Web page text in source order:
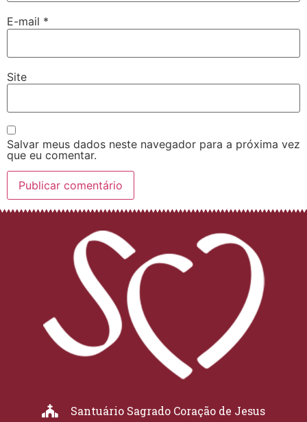
E-mail *
Site
Salvar meus dados neste navegador para a próxima vez
que eu comentar.
Santuário Sagrado Coração de Jesus